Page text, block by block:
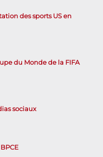
des sports US en
du Monde de la FIFA
sociaux